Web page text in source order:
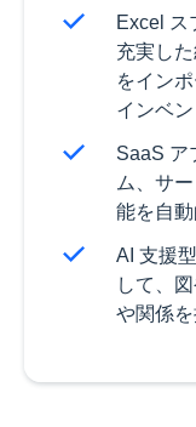
Excel ス
充実し
をイン
インベ
SaaS ア
ム、サ
能を自
AI 支援
して、
や関係